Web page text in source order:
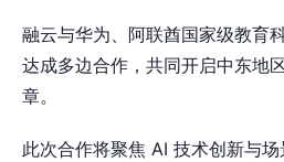
融云与华为、阿联酋国家级教育
达成多边合作，共同开启中东地
章。
此次合作将聚焦 AI 技术创新与